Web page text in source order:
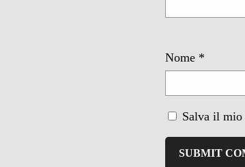
Nome *
Salva il mio